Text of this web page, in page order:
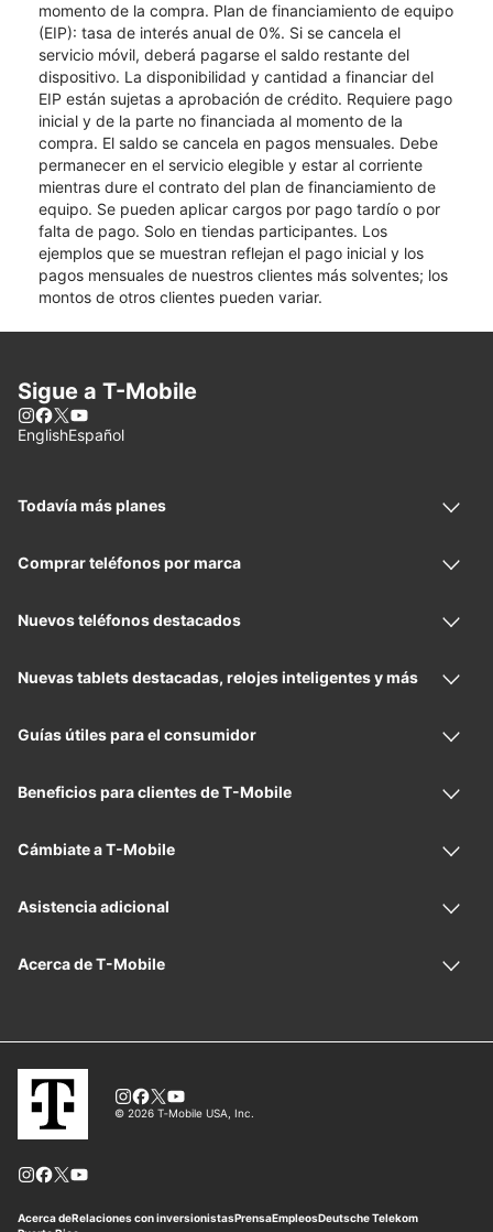
momento de la compra. Plan de financiamiento de equipo
(EIP): tasa de interés anual de 0%. Si se cancela el
servicio móvil, deberá pagarse el saldo restante del
dispositivo. La disponibilidad y cantidad a financiar del
EIP están sujetas a aprobación de crédito. Requiere pago
inicial y de la parte no financiada al momento de la
compra. El saldo se cancela en pagos mensuales. Debe
permanecer en el servicio elegible y estar al corriente
mientras dure el contrato del plan de financiamiento de
equipo. Se pueden aplicar cargos por pago tardío o por
falta de pago. Solo en tiendas participantes. Los
ejemplos que se muestran reflejan el pago inicial y los
pagos mensuales de nuestros clientes más solventes; los
montos de otros clientes pueden variar.